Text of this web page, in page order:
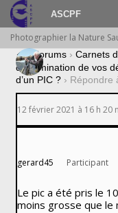
ASCPF
Photographier la Nature
› Forums › Carnets
détermination de vos
d’un PIC ? › Répondre
12 février 2021 à 16 h 20
gerard45 Participant
Le pic a été pris le
moins grosse que le